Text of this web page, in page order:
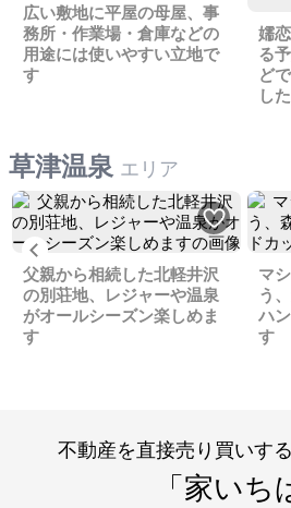
広い敷地に平屋の母屋、事
務所・作業場・倉庫などの
用途には使いやすい立地で
す
嬬
る
ど
した
草津温泉 エリア
Previous
父親から相続した北軽井沢
の別荘地、レジャーや温泉
がオールシーズン楽しめま
す
マ
う
ハ
す
不動産を直接売り買いす
「家いち